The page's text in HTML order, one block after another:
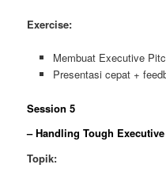
Exercise:
Membuat Executive
Presentasi cepat +
Session 5
– Handling Tough
Topik: